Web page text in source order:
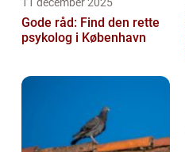
Gode råd: Find den rette
psykolog i København